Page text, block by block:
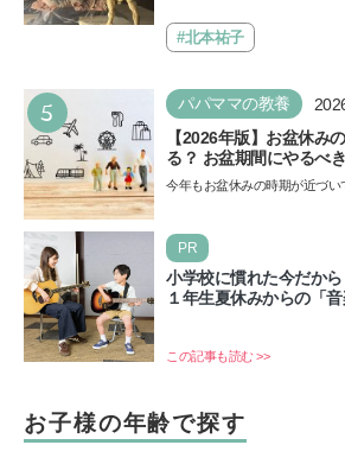
催…#北本祐子
5 パパママの教養
【2026年版】お盆休み
る？ お盆期間にやるべ
今年もお盆休みの時期が近づ
PR
小学校に慣れた今だか
１年生夏休みからの「
この記事も読む >>
お子様の年齢で探す